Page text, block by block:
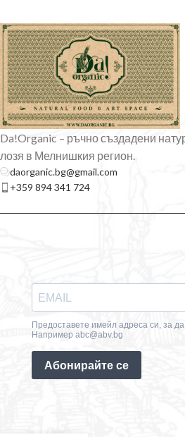
Da!Organic – ръчно създадени
лозя в Мелнишкия регион.
daorganic.bg@gmail.com
+359 894 341 724